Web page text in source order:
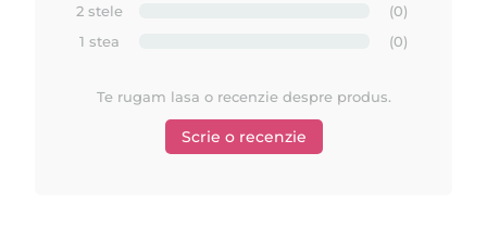
Prezentare
rezerve de ceara Premium Roll-On de la
2 stele
(0)
1 stea
(0)
Te rugam lasa o recenzie despre produs.
Scrie o recenzie